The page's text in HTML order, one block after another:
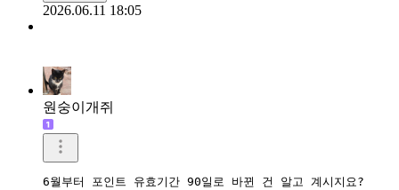
2026.06.11 18:05
원숭이개쥐
6월부터 포인트 유효기간 90일로 바뀐 건 알고 계시지요?